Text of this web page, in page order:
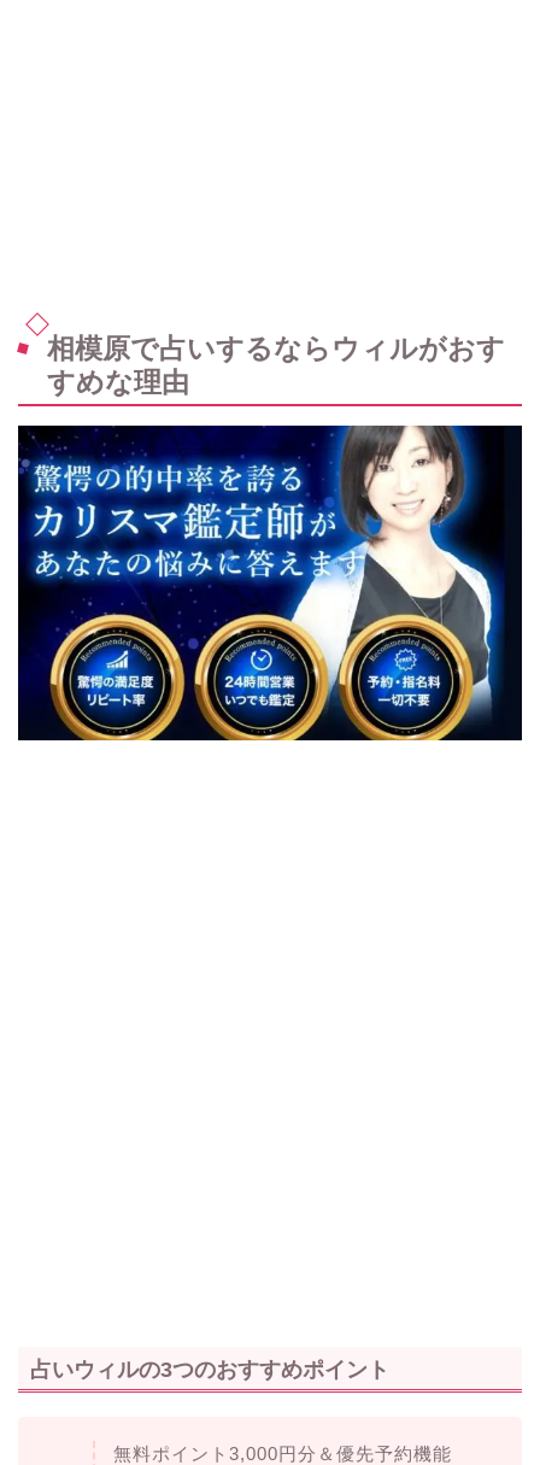
相模原で占いするならウィルがおす
すめな理由
占いウィルの3つのおすすめポイント
無料ポイント3,000円分＆優先予約機能